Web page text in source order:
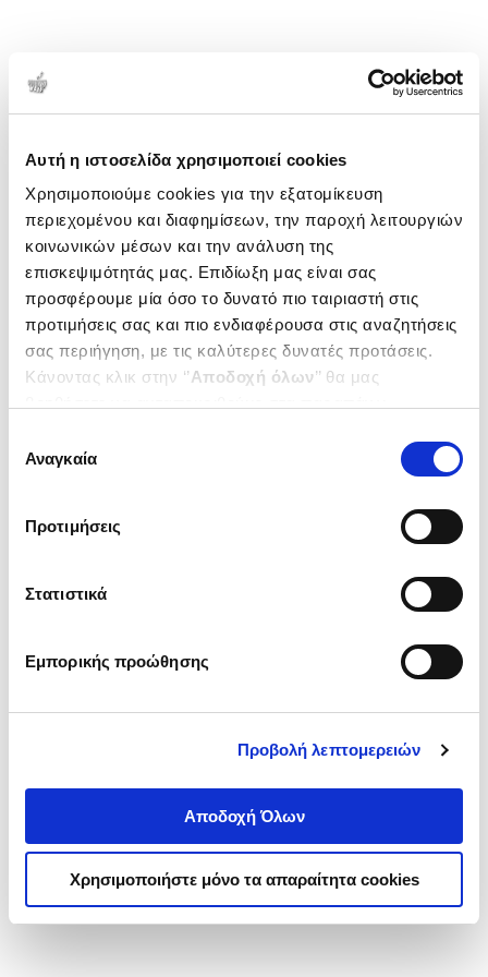
Αυτή η ιστοσελίδα χρησιμοποιεί cookies
Χρησιμοποιούμε cookies για την εξατομίκευση
περιεχομένου και διαφημίσεων, την παροχή λειτουργιών
κοινωνικών μέσων και την ανάλυση της
επισκεψιμότητάς μας. Επιδίωξη μας είναι σας
προσφέρουμε μία όσο το δυνατό πιο ταιριαστή στις
προτιμήσεις σας και πιο ενδιαφέρουσα στις αναζητήσεις
σας περιήγηση, με τις καλύτερες δυνατές προτάσεις.
Κάνοντας κλικ στην ‘’Αποδοχή όλων’’ θα μας
ενδιαφέρουν και να επιλέξετε από τα παρακάτω με την
΄΄και να ενημερωθείτε σχετικά με
συγκατάθεσης
Αναγκαία
Προτιμήσεις
Στατιστικά
Εμπορικής προώθησης
Προβολή λεπτομερειών
Αποδοχή Όλων
Χρησιμοποιήστε μόνο τα απαραίτητα cookies